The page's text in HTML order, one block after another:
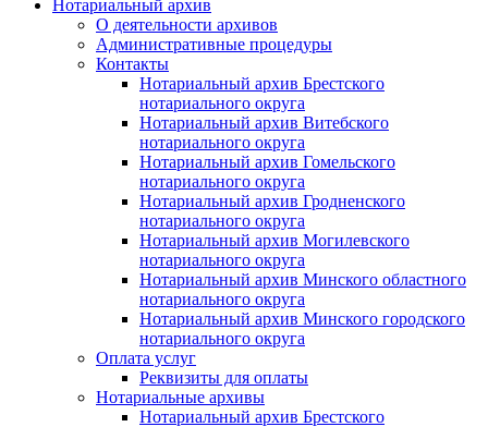
Нотариальный архив
О деятельности архивов
Административные процедуры
Контакты
Нотариальный архив Брестского
нотариального округа
Нотариальный архив Витебского
нотариального округа
Нотариальный архив Гомельского
нотариального округа
Нотариальный архив Гродненского
нотариального округа
Нотариальный архив Могилевского
нотариального округа
Нотариальный архив Минского областного
нотариального округа
Нотариальный архив Минского городского
нотариального округа
Оплата услуг
Реквизиты для оплаты
Нотариальные архивы
Нотариальный архив Брестского